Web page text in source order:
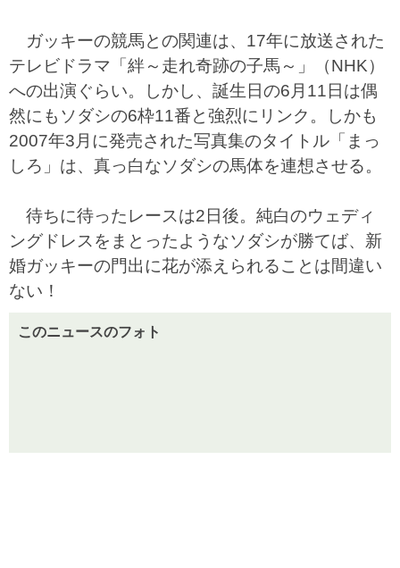
ガッキーの競馬との関連は、17年に放送された
テレビドラマ「絆～走れ奇跡の子馬～」（NHK）
への出演ぐらい。しかし、誕生日の6月11日は偶
然にもソダシの6枠11番と強烈にリンク。しかも
2007年3月に発売された写真集のタイトル「まっ
しろ」は、真っ白なソダシの馬体を連想させる。
待ちに待ったレースは2日後。純白のウェディ
ングドレスをまとったようなソダシが勝てば、新
婚ガッキーの門出に花が添えられることは間違い
ない！
このニュースのフォト